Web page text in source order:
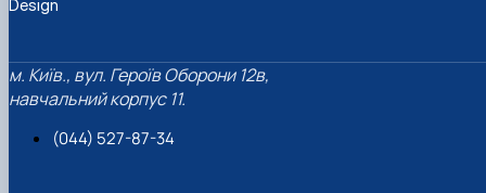
Design
м. Київ., вул. Героїв Оборони 12в,
навчальний корпус 11.
(044) 527-87-34